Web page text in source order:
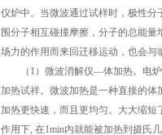
仪炉中。当微波通过试样时，极性分
围分子相互碰撞摩擦，分子的总能
场力的作用而来回迁移运动，也会
（1）微波消解仪—体加热。电炉
加热试祥。微波加热是一种直接的
加热更快速，而且更均匀。大大缩短
作用下, 在1min内就能被加热到摄氏